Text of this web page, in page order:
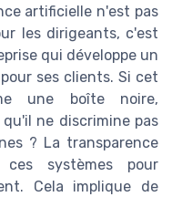
artificielle n'est pas
les dirigeants, c'est
qui développe un
ses clients. Si cet
une boîte noire,
ne discrimine pas
? La transparence
systèmes pour
Cela implique de